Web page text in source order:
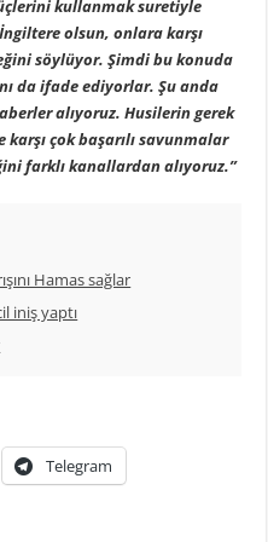
kullanmak suretiyle
olsun, onlara karşı
söylüyor. Şimdi bu konuda
da ifade ediyorlar. Şu anda
alıyoruz. Husilerin gerek
karşı çok başarılı savunmalar
farklı kanallardan alıyoruz.”
Hamas sağlar
iniş yaptı
Telegram